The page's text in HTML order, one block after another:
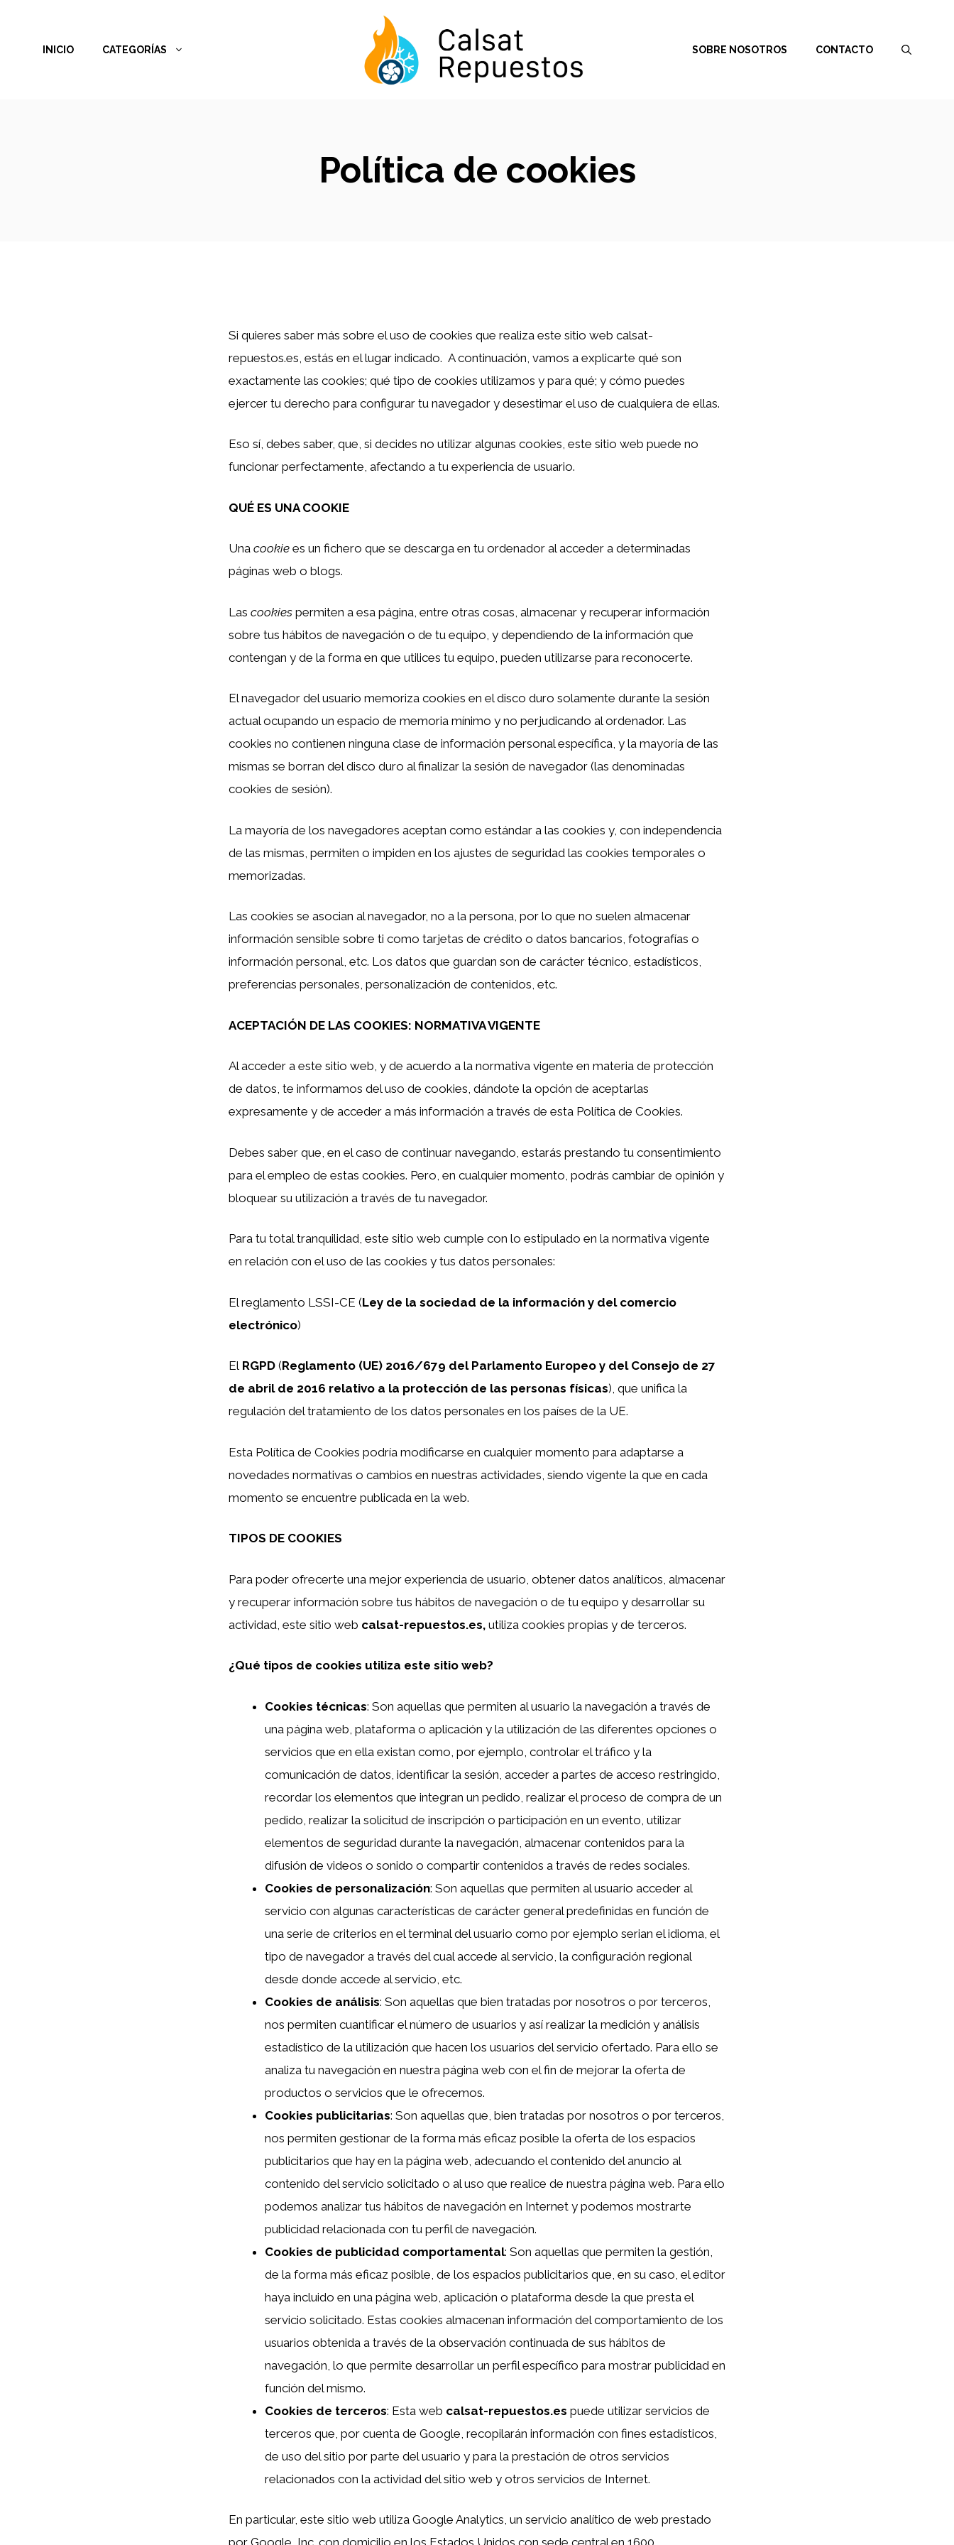
contenidoINICIO CATEGORÍAS SOBRE NOSOTROS CONTACTO
Política de cookies
Si quieres saber más sobre el uso de cookies que realiza este sitio web calsat-
repuestos.es, estás en el lugar indicado. A continuación, vamos a explicarte qué son
exactamente las cookies; qué tipo de cookies utilizamos y para qué; y cómo puedes
ejercer tu derecho para configurar tu navegador y desestimar el uso de cualquiera de ellas.
Eso sí, debes saber, que, si decides no utilizar algunas cookies, este sitio web puede no
funcionar perfectamente, afectando a tu experiencia de usuario.
QUÉ ES UNA COOKIE
Una cookie es un fichero que se descarga en tu ordenador al acceder a determinadas
páginas web o blogs.
Las cookies permiten a esa página, entre otras cosas, almacenar y recuperar información
sobre tus hábitos de navegación o de tu equipo, y dependiendo de la información que
contengan y de la forma en que utilices tu equipo, pueden utilizarse para reconocerte.
El navegador del usuario memoriza cookies en el disco duro solamente durante la sesión
actual ocupando un espacio de memoria mínimo y no perjudicando al ordenador. Las
cookies no contienen ninguna clase de información personal específica, y la mayoría de las
mismas se borran del disco duro al finalizar la sesión de navegador (las denominadas
cookies de sesión).
La mayoría de los navegadores aceptan como estándar a las cookies y, con independencia
de las mismas, permiten o impiden en los ajustes de seguridad las cookies temporales o
memorizadas.
Las cookies se asocian al navegador, no a la persona, por lo que no suelen almacenar
información sensible sobre ti como tarjetas de crédito o datos bancarios, fotografías o
información personal, etc. Los datos que guardan son de carácter técnico, estadísticos,
preferencias personales, personalización de contenidos, etc.
ACEPTACIÓN DE LAS COOKIES: NORMATIVA VIGENTE
Al acceder a este sitio web, y de acuerdo a la normativa vigente en materia de protección
de datos, te informamos del uso de cookies, dándote la opción de aceptarlas
expresamente y de acceder a más información a través de esta Política de Cookies.
Debes saber que, en el caso de continuar navegando, estarás prestando tu consentimiento
para el empleo de estas cookies. Pero, en cualquier momento, podrás cambiar de opinión y
bloquear su utilización a través de tu navegador.
Para tu total tranquilidad, este sitio web cumple con lo estipulado en la normativa vigente
en relación con el uso de las cookies y tus datos personales:
El reglamento LSSI-CE (Ley de la sociedad de la información y del comercio
electrónico)
El RGPD (Reglamento (UE) 2016/679 del Parlamento Europeo y del Consejo de 27
de abril de 2016 relativo a la protección de las personas físicas), que unifica la
regulación del tratamiento de los datos personales en los países de la UE.
Esta Política de Cookies podría modificarse en cualquier momento para adaptarse a
novedades normativas o cambios en nuestras actividades, siendo vigente la que en cada
momento se encuentre publicada en la web.
TIPOS DE COOKIES
Para poder ofrecerte una mejor experiencia de usuario, obtener datos analíticos, almacenar
y recuperar información sobre tus hábitos de navegación o de tu equipo y desarrollar su
actividad, este sitio web calsat-repuestos.es, utiliza cookies propias y de terceros.
¿Qué tipos de cookies utiliza este sitio web?
Cookies técnicas: Son aquellas que permiten al usuario la navegación a través de
una página web, plataforma o aplicación y la utilización de las diferentes opciones o
servicios que en ella existan como, por ejemplo, controlar el tráfico y la
comunicación de datos, identificar la sesión, acceder a partes de acceso restringido,
recordar los elementos que integran un pedido, realizar el proceso de compra de un
pedido, realizar la solicitud de inscripción o participación en un evento, utilizar
elementos de seguridad durante la navegación, almacenar contenidos para la
difusión de videos o sonido o compartir contenidos a través de redes sociales.
Cookies de personalización: Son aquellas que permiten al usuario acceder al
servicio con algunas características de carácter general predefinidas en función de
una serie de criterios en el terminal del usuario como por ejemplo serian el idioma, el
tipo de navegador a través del cual accede al servicio, la configuración regional
desde donde accede al servicio, etc.
Cookies de análisis: Son aquellas que bien tratadas por nosotros o por terceros,
nos permiten cuantificar el número de usuarios y así realizar la medición y análisis
estadístico de la utilización que hacen los usuarios del servicio ofertado. Para ello se
analiza tu navegación en nuestra página web con el fin de mejorar la oferta de
productos o servicios que le ofrecemos.
Cookies publicitarias: Son aquellas que, bien tratadas por nosotros o por terceros,
nos permiten gestionar de la forma más eficaz posible la oferta de los espacios
publicitarios que hay en la página web, adecuando el contenido del anuncio al
contenido del servicio solicitado o al uso que realice de nuestra página web. Para ello
podemos analizar tus hábitos de navegación en Internet y podemos mostrarte
publicidad relacionada con tu perfil de navegación.
Cookies de publicidad comportamental: Son aquellas que permiten la gestión,
de la forma más eficaz posible, de los espacios publicitarios que, en su caso, el editor
haya incluido en una página web, aplicación o plataforma desde la que presta el
servicio solicitado. Estas cookies almacenan información del comportamiento de los
usuarios obtenida a través de la observación continuada de sus hábitos de
navegación, lo que permite desarrollar un perfil específico para mostrar publicidad en
función del mismo.
Cookies de terceros: Esta web calsat-repuestos.es puede utilizar servicios de
terceros que, por cuenta de Google, recopilarán información con fines estadísticos,
de uso del sitio por parte del usuario y para la prestación de otros servicios
relacionados con la actividad del sitio web y otros servicios de Internet.
En particular, este sitio web utiliza Google Analytics, un servicio analítico de web prestado
por Google, Inc. con domicilio en los Estados Unidos con sede central en 1600